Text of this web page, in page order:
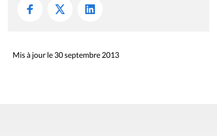
Mis à jour le 30 septembre 2013